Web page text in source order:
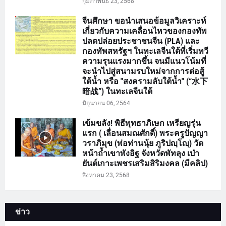
จีนศึกษา ขอนำเสนอข้อมูลวิเคราะห์
เกี่ยวกับความเคลื่อนไหวของกองทัพ
ปลดปล่อยประชาชนจีน (PLA) และ
กองทัพสหรัฐฯ ในทะเลจีนใต้ที่เริ่มทวี
ความรุนแรงมากขึ้น จนมีแนวโน้มที่
จะนำไปสู่สนามรบใหม่จากการต่อสู้
ใต้น้ำ หรือ "สงครามลับใต้น้ำ" (“水下
暗战”) ในทะเลจีนใต้
มิถุนายน 06, 2564
เข้มขลัง! พิธีพุทธาภิเษก เหรียญรุ่น
แรก ( เลื่อนสมณศักดิ์) พระครูปัญญา
วราภิมุข (พ่อท่านนุ้ย ภูริปญฺโญฺ) วัด
หน้าถ้ำเขาพังอิฐ จังหวัดพัทลุง เป่า
ยันต์เกาะเพชรเสริมสิริมงคล (มีคลิป)
สิงหาคม 23, 2568
ข่าว